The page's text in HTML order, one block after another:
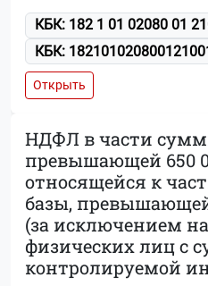
КБК: 182 1 01 02080 01
КБК:
Открыть
НДФЛ в части
превышающей 650
относящейся к
базы, превышающей
(за исключением
физических лиц с
контролируемой